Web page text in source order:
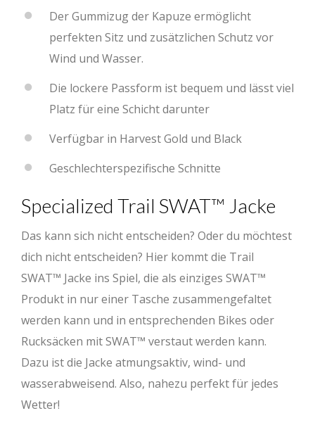
Der Gummizug der Kapuze ermöglicht
perfekten Sitz und zusätzlichen Schutz vor
Wind und Wasser.
Die lockere Passform ist bequem und lässt viel
Platz für eine Schicht darunter
Verfügbar in Harvest Gold und Black
Geschlechterspezifische Schnitte
Specialized Trail SWAT™ Jacke
Das kann sich nicht entscheiden? Oder du möchtest
dich nicht entscheiden? Hier kommt die Trail
SWAT™ Jacke ins Spiel, die als einziges SWAT™
Produkt in nur einer Tasche zusammengefaltet
werden kann und in entsprechenden Bikes oder
Rucksäcken mit SWAT™ verstaut werden kann.
Dazu ist die Jacke atmungsaktiv, wind- und
wasserabweisend. Also, nahezu perfekt für jedes
Wetter!